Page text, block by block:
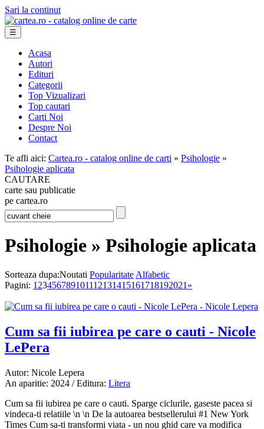
Sari la continut
☰
Acasa
Autori
Edituri
Categorii
Top Vizualizari
Top cautari
Carti Noi
Despre Noi
Contact
Te afli aici: Cartea.ro - catalog online de carti » Psihologie »
Psihologie aplicata
CAUTARE
carte sau publicatie
pe cartea.ro
Psihologie » Psihologie aplicata
Sorteaza dupa:Noutati Popularitate Alfabetic
Pagini: 1 23456789101112131415161718192021 »
Cum sa fii iubirea pe care o cauti - Nicole
LePera
Autor: Nicole Lepera
An aparitie: 2024 / Editura: Litera
Cum sa fii iubirea pe care o cauti. Sparge ciclurile, gaseste pacea si
vindeca-ti relatiile \n \n De la autoarea bestsellerului #1 New York
Times Cum sa-ti transformi viata - un nou ghid care va modifica